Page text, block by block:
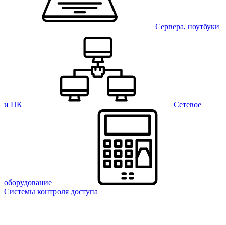
Сервера, ноутбуки
и ПК Сетевое
оборудование
Системы контроля доступа